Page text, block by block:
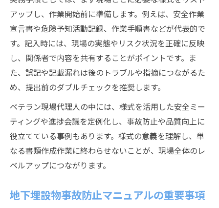
アップし、作業開始前に準備します。例えば、安全作業
宣言書や危険予知活動記録、作業手順書などが代表的で
す。記入時には、現場の実態やリスク状況を正確に反映
し、関係者で内容を共有することがポイントです。ま
た、誤記や記載漏れは後のトラブルや指摘につながるた
め、提出前のダブルチェックを推奨します。
ベテラン現場代理人の中には、様式を活用した安全ミー
ティングや進捗会議を定例化し、事故防止や品質向上に
役立てている事例もあります。様式の意義を理解し、単
なる書類作成作業に終わらせないことが、現場全体のレ
ベルアップにつながります。
地下埋設物事故防止マニュアルの重要事項